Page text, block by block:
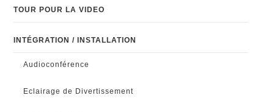
TOUR POUR LA VIDEO
INTÉGRATION / INSTALLATION
Audioconférence
Eclairage de Divertissement